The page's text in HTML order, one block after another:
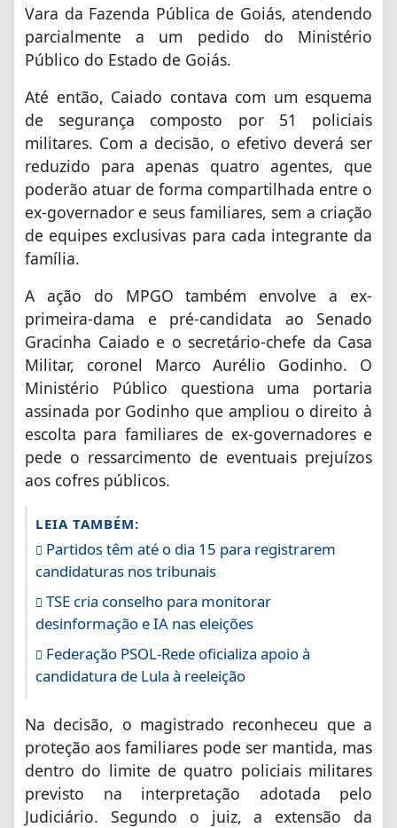
Vara da Fazenda Pública de Goiás, atendendo
parcialmente a um pedido do Ministério
Público do Estado de Goiás.
Até então, Caiado contava com um esquema
de segurança composto por 51 policiais
militares. Com a decisão, o efetivo deverá ser
reduzido para apenas quatro agentes, que
poderão atuar de forma compartilhada entre o
ex-governador e seus familiares, sem a criação
de equipes exclusivas para cada integrante da
família.
A ação do MPGO também envolve a ex-
primeira-dama e pré-candidata ao Senado
Gracinha Caiado e o secretário-chefe da Casa
Militar, coronel Marco Aurélio Godinho. O
Ministério Público questiona uma portaria
assinada por Godinho que ampliou o direito à
escolta para familiares de ex-governadores e
pede o ressarcimento de eventuais prejuízos
aos cofres públicos.
LEIA TAMBÉM:
Partidos têm até o dia 15 para registrarem
candidaturas nos tribunais
TSE cria conselho para monitorar
desinformação e IA nas eleições
Federação PSOL-Rede oficializa apoio à
candidatura de Lula à reeleição
Na decisão, o magistrado reconheceu que a
proteção aos familiares pode ser mantida, mas
dentro do limite de quatro policiais militares
previsto na interpretação adotada pelo
Judiciário. Segundo o juiz, a extensão da